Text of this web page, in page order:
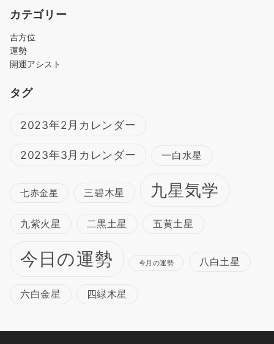
カテゴリー
吉方位
運勢
開運アシスト
タグ
2023年2月カレンダー
2023年3月カレンダー 一白水星
七赤金星 三碧木星 九星気学
九紫火星 二黒土星 五黄土星
今日の運勢 今月の運勢 八白土星
六白金星 四緑木星